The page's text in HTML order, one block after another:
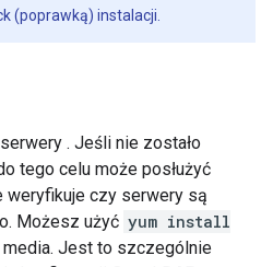
(poprawką) instalacji.
. Jeśli nie zostało
tego celu może posłużyć
weryfikuje czy serwery są
Możesz użyć yum install
Jest to szczególnie